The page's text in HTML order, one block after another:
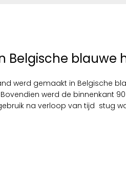
Belgische blauwe
werd gemaakt in Belgische
werd de binnenkant
na verloop van tijd stug